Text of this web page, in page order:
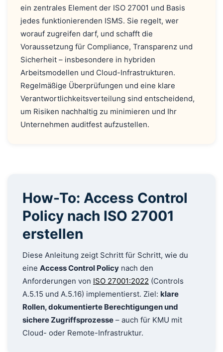
ein zentrales Element der ISO 27001 und Basis
jedes funktionierenden ISMS. Sie regelt, wer
worauf zugreifen darf, und schafft die
Voraussetzung für Compliance, Transparenz und
Sicherheit – insbesondere in hybriden
Arbeitsmodellen und Cloud-Infrastrukturen.
Regelmäßige Überprüfungen und eine klare
Verantwortlichkeitsverteilung sind entscheidend,
um Risiken nachhaltig zu minimieren und Ihr
Unternehmen auditfest aufzustellen.
How-To: Access Control
Policy nach ISO 27001
erstellen
Diese Anleitung zeigt Schritt für Schritt, wie du
eine Access Control Policy nach den
Anforderungen von ISO 27001:2022 (Controls
A.5.15 und A.5.16) implementierst. Ziel: klare
Rollen, dokumentierte Berechtigungen und
sichere Zugriffsprozesse – auch für KMU mit
Cloud- oder Remote-Infrastruktur.